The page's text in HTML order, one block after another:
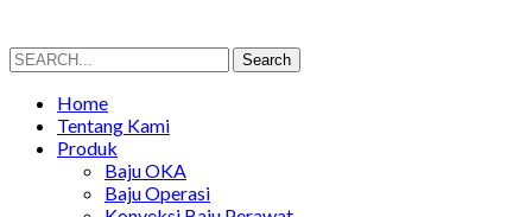
Search
for:
Search
Home
Tentang Kami
Produk
Baju OKA
Baju Operasi